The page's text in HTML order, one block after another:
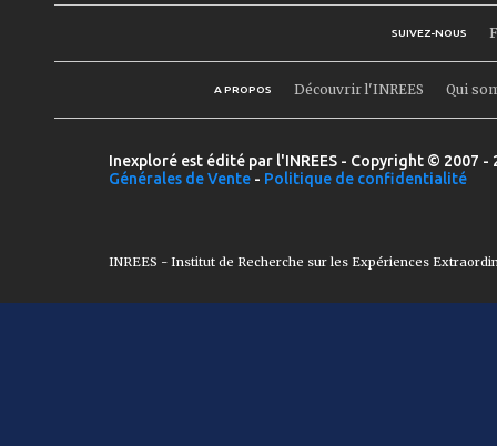
SUIVEZ-NOUS
A PROPOS Découvrir l'INREES Qui
Inexploré est édité par l'INREES - Copyright © 2007
Générales de Vente - Politique de confidentialité
INREES - Institut de Recherche sur les Expériences